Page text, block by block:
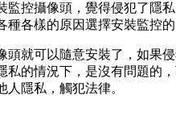
控攝像頭，覺得侵犯了隱
各樣的原因選擇安裝監控
就可以隨意安裝了，如果
的情況下，是沒有問題的
隱私，觸犯法律。